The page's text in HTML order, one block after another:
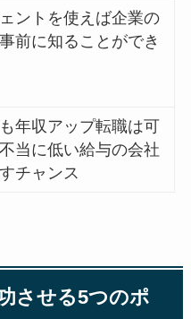
ントを使えば企業の
前に知ることができ
年収アップ転職は可
当に低い給与の会社
チャンス
させる5つのポ